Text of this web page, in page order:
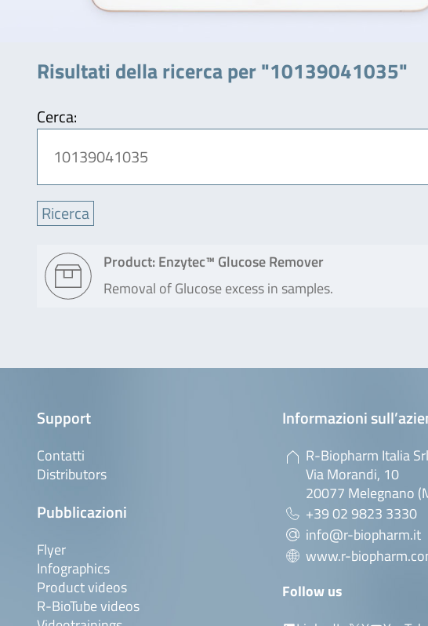
Risultati della ricerca per "10139041035"
Cerca:
Product: Enzytec™ Glucose Remover
Removal of Glucose excess in samples.
Support
Contatti
Distributors
Pubblicazioni
Flyer
Infographics
Product videos
R-BioTube videos
Informazioni
R-Biopharm Italia Srl
Via Morandi, 10
20077 Melegnano
+39 02 9823 3330
info@r-biopharm.it
www.r-
Follow us